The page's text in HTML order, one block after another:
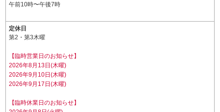
午前10時〜午後7時
定休日
第2・第3木曜
【臨時営業日のお知らせ】
2026年8月13日(木曜)
2026年9月10日(木曜)
2026年9月17日(木曜)
【臨時休業日のお知らせ】